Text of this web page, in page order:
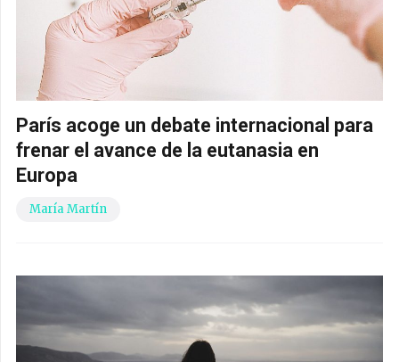
París acoge un debate internacional para
frenar el avance de la eutanasia en
Europa
María Martín